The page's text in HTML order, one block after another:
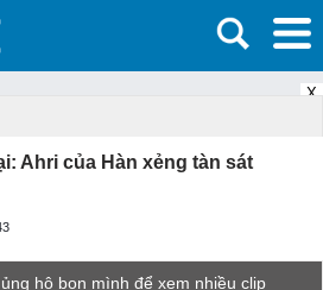
X
Ahri của Hàn xẻng tàn sát
ủng hộ bọn mình để xem nhiều clip